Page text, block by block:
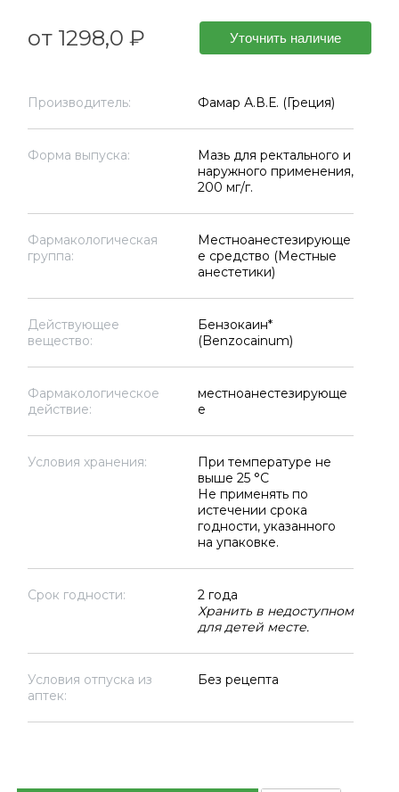
от 1298,0 ₽ Уточнить наличие
Производитель: Фамар А.В.Е. (Греция)
Форма выпуска:
Мазь для ректального и
наружного применения,
200 мг/г.
Фармакологическая
группа:
Местноанестезирующе
е средство (Местные
анестетики)
Действующее
вещество:
Бензокаин*
(Benzocainum)
Фармакологическое
действие:
местноанестезирующе
е
Условия хранения:
При температуре не
выше 25 °C
Не применять по
истечении срока
годности, указанного
на упаковке.
Срок годности:
2 года
Хранить в недоступном
для детей месте.
Условия отпуска из
аптек:
Без рецепта